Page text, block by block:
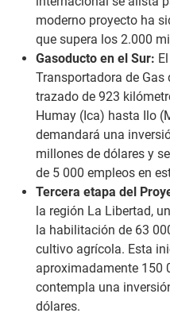
moderno proyecto ha
que supera los 2.000
Gasoducto en el Sur:
Transportadora de Gas
trazado de 923
Humay (Ica) hasta Ilo
demandará una
millones de dólares y
de 5 000 empleos en
Tercera etapa del
la región La Libertad,
la habilitación de 63
cultivo agrícola. Esta
aproximadamente 150
contempla una
dólares.